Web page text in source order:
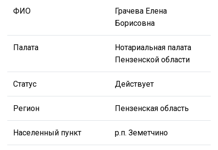
ФИО
Грачева Елена
Борисовна
Палата
Нотариальная палата
Пензенской области
Статус Действует
Регион Пензенская область
Населенный пункт р.п. Земетчино